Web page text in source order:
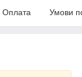
Оплата Умови